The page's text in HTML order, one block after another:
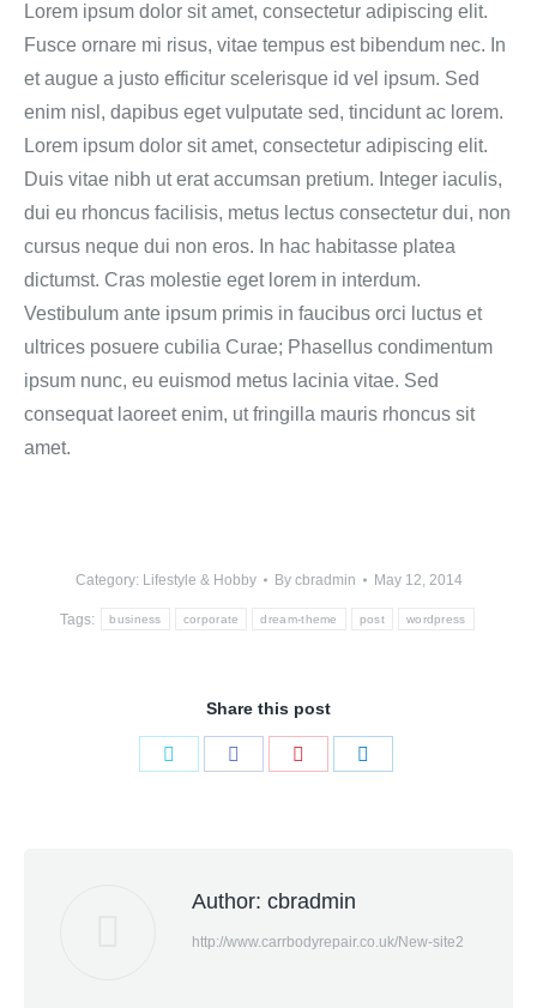
Lorem ipsum dolor sit amet, consectetur adipiscing elit.
Fusce ornare mi risus, vitae tempus est bibendum nec. In
et augue a justo efficitur scelerisque id vel ipsum. Sed
enim nisl, dapibus eget vulputate sed, tincidunt ac lorem.
Lorem ipsum dolor sit amet, consectetur adipiscing elit.
Duis vitae nibh ut erat accumsan pretium. Integer iaculis,
dui eu rhoncus facilisis, metus lectus consectetur dui, non
cursus neque dui non eros. In hac habitasse platea
dictumst. Cras molestie eget lorem in interdum.
Vestibulum ante ipsum primis in faucibus orci luctus et
ultrices posuere cubilia Curae; Phasellus condimentum
ipsum nunc, eu euismod metus lacinia vitae. Sed
consequat laoreet enim, ut fringilla mauris rhoncus sit
amet.
Category: Lifestyle & Hobby By cbradmin May 12, 2014
Tags: business corporate dream-theme post wordpress
Share this post
Author: cbradmin
http://www.carrbodyrepair.co.uk/New-site2